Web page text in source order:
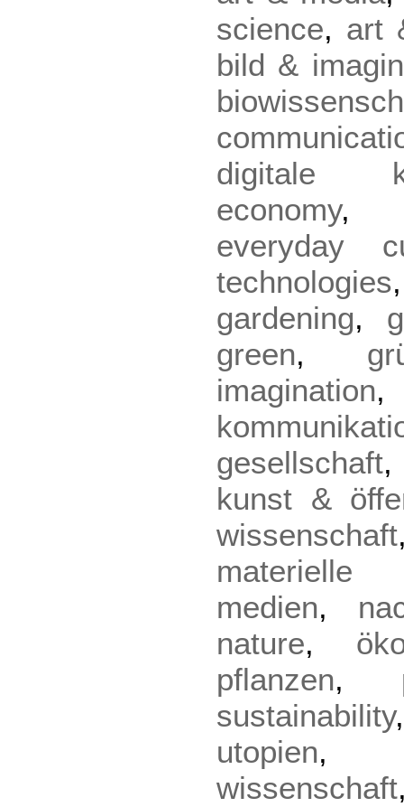
science, art
bild &
digitale
economy
everyday
technologies
gardening,
green,
imagination
gesellschaft
kunst &
wissenschaft
materielle
medien,
nature,
pflanzen,
sustainability
utopien
wissenschaft